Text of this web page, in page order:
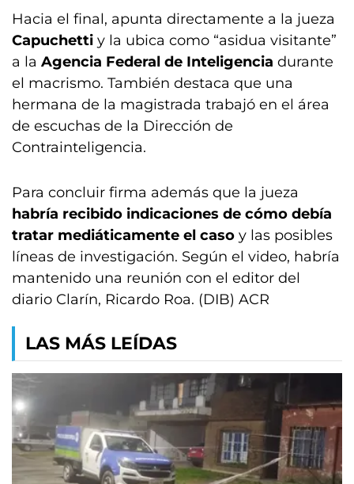
Hacia el final, apunta directamente a la jueza
Capuchetti y la ubica como “asidua visitante”
a la Agencia Federal de Inteligencia durante
el macrismo. También destaca que una
hermana de la magistrada trabajó en el área
de escuchas de la Dirección de
Contrainteligencia.
Para concluir firma además que la jueza
habría recibido indicaciones de cómo debía
tratar mediáticamente el caso y las posibles
líneas de investigación. Según el video, habría
mantenido una reunión con el editor del
diario Clarín, Ricardo Roa. (DIB) ACR
LAS MÁS LEÍDAS